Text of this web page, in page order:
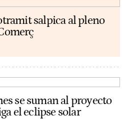
salpica al pleno
se suman al proyecto
el eclipse solar